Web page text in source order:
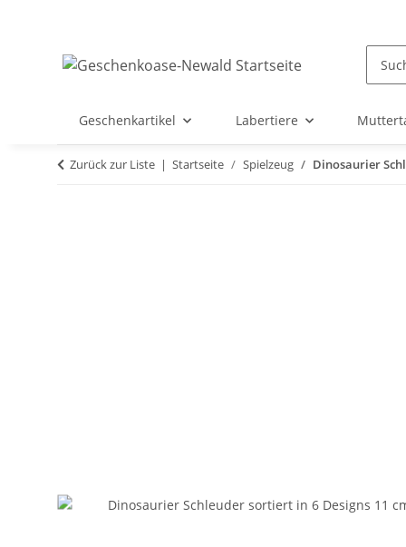
Geschenkartikel Labertiere
Zurück zur Liste Startseite Spielzeug Dinosaurier